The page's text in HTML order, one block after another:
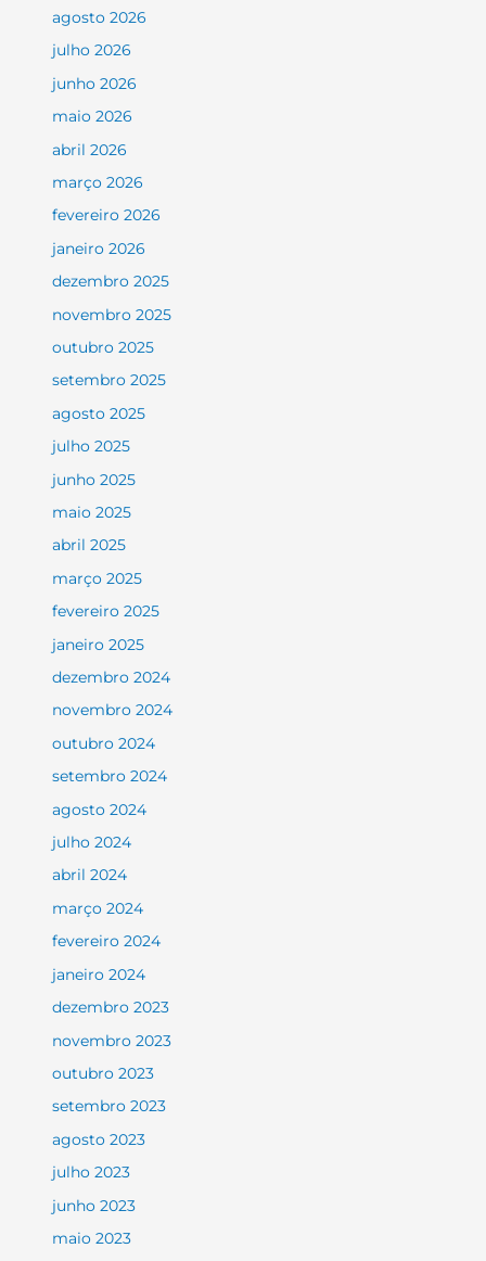
agosto 2026
julho 2026
junho 2026
maio 2026
abril 2026
março 2026
fevereiro 2026
janeiro 2026
dezembro 2025
novembro 2025
outubro 2025
setembro 2025
agosto 2025
julho 2025
junho 2025
maio 2025
abril 2025
março 2025
fevereiro 2025
janeiro 2025
dezembro 2024
novembro 2024
outubro 2024
setembro 2024
agosto 2024
julho 2024
abril 2024
março 2024
fevereiro 2024
janeiro 2024
dezembro 2023
novembro 2023
outubro 2023
setembro 2023
agosto 2023
julho 2023
junho 2023
maio 2023